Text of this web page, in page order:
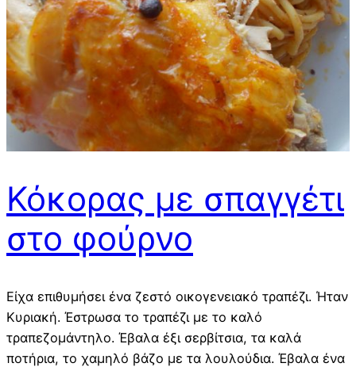
Κόκορας με σπαγγέτι
στο φούρνο
Είχα επιθυμήσει ένα ζεστό οικογενειακό τραπέζι. Ήταν
Κυριακή. Έστρωσα το τραπέζι με το καλό
τραπεζομάντηλο. Έβαλα έξι σερβίτσια, τα καλά
ποτήρια, το χαμηλό βάζο με τα λουλούδια. Έβαλα ένα